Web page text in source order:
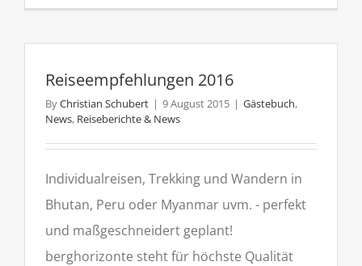
Reiseempfehlungen 2016
ByChristian Schubert | 9 August 2015 | Gästebuch,
News, Reiseberichte & News
Individualreisen, Trekking und Wandern in
Bhutan, Peru oder Myanmar uvm. - perfekt
und maßgeschneidert geplant!
berghorizonte steht für höchste Qualität